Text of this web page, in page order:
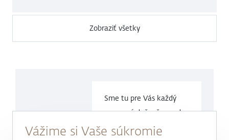
Zobraziť všetky
Sme tu pre Vás každý
pracovný deň v časeod
9.00 do17.00 hod.
Vážime si Vaše súkromie